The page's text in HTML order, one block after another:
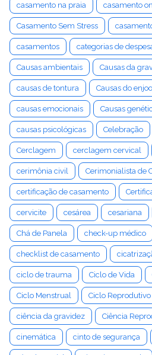
casamento na praia casamento
Casamento Sem Stress
casamentos categorias de
Causas ambientais Causas da
causas de tontura Causas do
causas emocionais Causas
causas psicológicas Celebração
Cerclagem cerclagem cervical
cerimônia civil Cerimonialista de
certificação de casamento
cervicite cesárea cesariana
Chá de Panela check-up médico
checklist de casamento
ciclo de trauma Ciclo de Vida
Ciclo Menstrual Ciclo Reprodutivo
ciência da gravidez Ciência
cinemática cinto de segurança